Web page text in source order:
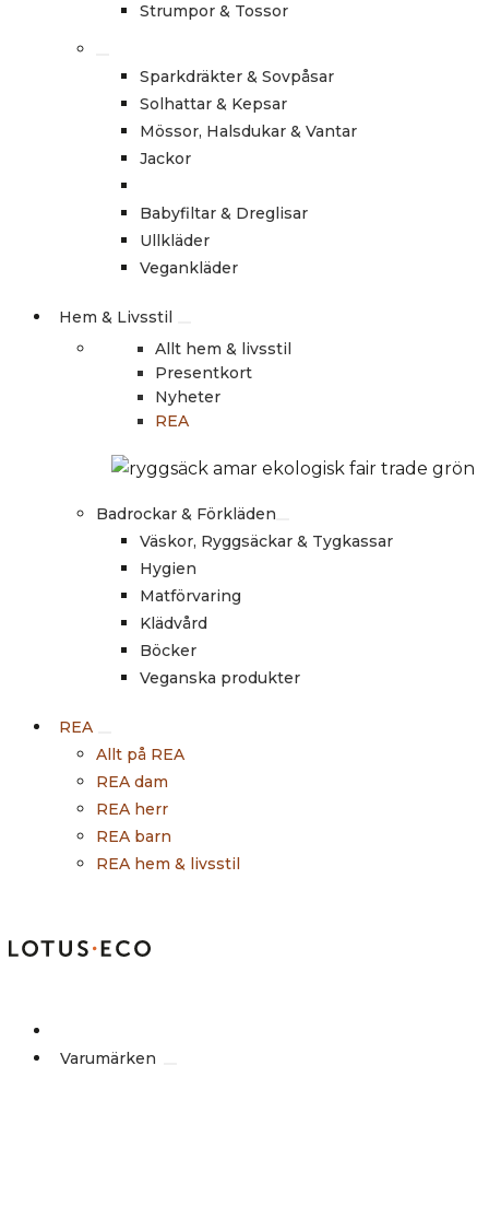
Strumpor & Tossor
Sparkdräkter & Sovpåsar
Solhattar & Kepsar
Mössor, Halsdukar & Vantar
Jackor
Babyfiltar & Dreglisar
Ullkläder
Vegankläder
Hem & Livsstil
Allt hem & livsstil
Presentkort
Nyheter
REA
Badrockar & Förkläden
Väskor, Ryggsäckar & Tygkassar
Hygien
Matförvaring
Klädvård
Böcker
Veganska produkter
REA
Allt på REA
REA dam
REA herr
REA barn
REA hem & livsstil
Varumärken